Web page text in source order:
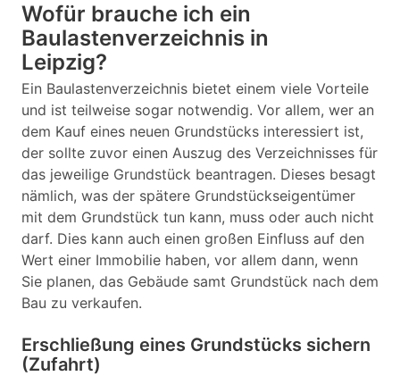
Wofür brauche ich ein
Baulastenverzeichnis in
Leipzig?
Ein Baulastenverzeichnis bietet einem viele Vorteile
und ist teilweise sogar notwendig. Vor allem, wer an
dem Kauf eines neuen Grundstücks interessiert ist,
der sollte zuvor einen Auszug des Verzeichnisses für
das jeweilige Grundstück beantragen. Dieses besagt
nämlich, was der spätere Grundstückseigentümer
mit dem Grundstück tun kann, muss oder auch nicht
darf. Dies kann auch einen großen Einfluss auf den
Wert einer Immobilie haben, vor allem dann, wenn
Sie planen, das Gebäude samt Grundstück nach dem
Bau zu verkaufen.
Erschließung eines Grundstücks sichern
(Zufahrt)